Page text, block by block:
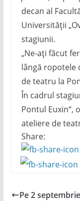
decan al
Universității
stagiunii.
„Ne-ați făcut
lângă ropotele
de teatru la
În cadrul
Pontul Euxin“,
ateliere de
Share:
Pe 2